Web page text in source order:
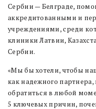
Сербии — Белграде,
аккредитованными и
учреждениями, среди
клиники Латвии,
Сербии.
«Мы бы хотели, чтобы
как надежного
обратиться в любой
5 ключевых причин,